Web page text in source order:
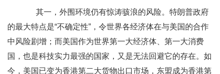
其一，外围环境仍有惊涛骇浪的风险。特朗普政府
的最大特点是“不确定性”，令世界各经济体在与美国的合作
中风险剧增；而美国作为世界第一大经济体、第一大消费
国，也是科技实力最强的国家，又是无法回避它的存在。如
今，美国已变为香港第二大货物出口市场，东盟成为香港第